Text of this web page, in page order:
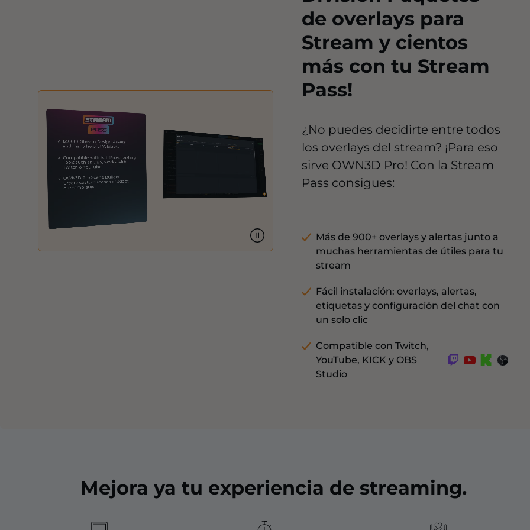
de overlays para
Stream y cientos
más con tu Stream
Pass!
¿No puedes decidirte entre todos
los overlays del stream? ¡Para eso
sirve OWN3D Pro! Con la Stream
Pass consigues:
Más de 900+ overlays y alertas junto a
muchas herramientas de útiles para tu
stream
Fácil instalación: overlays, alertas,
etiquetas y configuración del chat con
un solo clic
Compatible con Twitch,
YouTube, KICK y OBS
Studio
Mejora ya tu experiencia de streaming.